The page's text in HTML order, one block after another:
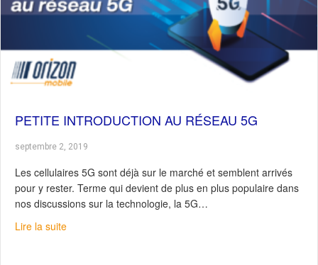
PETITE INTRODUCTION AU RÉSEAU 5G
septembre 2, 2019
Les cellulaires 5G sont déjà sur le marché et semblent arrivés
pour y rester. Terme qui devient de plus en plus populaire dans
nos discussions sur la technologie, la 5G…
Lire la suiteabout Petite introduction au réseau 5G